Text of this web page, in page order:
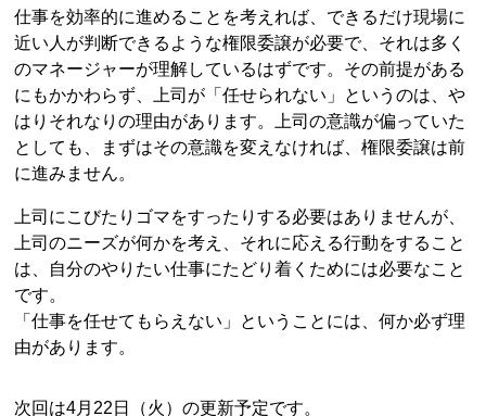
仕事を効率的に進めることを考えれば、できるだけ現場に
近い人が判断できるような権限委譲が必要で、それは多く
のマネージャーが理解しているはずです。その前提がある
にもかかわらず、上司が「任せられない」というのは、や
はりそれなりの理由があります。上司の意識が偏っていた
としても、まずはその意識を変えなければ、権限委譲は前
に進みません。
上司にこびたりゴマをすったりする必要はありませんが、
上司のニーズが何かを考え、それに応える行動をすること
は、自分のやりたい仕事にたどり着くためには必要なこと
です。
「仕事を任せてもらえない」ということには、何か必ず理
由があります。
次回は4月22日（火）の更新予定です。